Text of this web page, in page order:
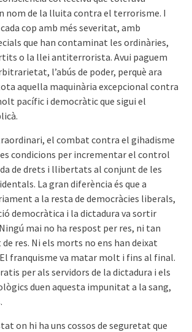
nom de la lluita contra el terrorisme. I
cop amb més severitat, amb
que han contaminat les ordinàries,
o la llei antiterrorista. Avui paguem
l’abús de poder, perquè ara
aquella maquinària excepcional contra
pacífic i democràtic que sigui el
el combat contra el gihadisme
condicions per incrementar el control
de drets i llibertats al conjunt de les
La gran diferència és que a
a la resta de democràcies liberals,
democràtica i la dictadura va sortir
mai no ha respost per res, ni tan
de res. Ni els morts no ens han deixat
franquisme va matar molt i fins al final.
per als servidors de la dictadura i els
duen aquesta impunitat a la sang,
on hi ha uns cossos de seguretat que